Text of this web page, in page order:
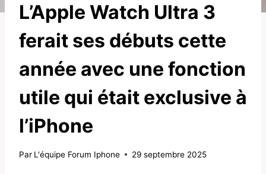
L’Apple Watch Ultra 3
ferait ses débuts cette
année avec une fonction
utile qui était exclusive à
l’iPhone
Par L'équipe Forum Iphone 29 septembre 2025